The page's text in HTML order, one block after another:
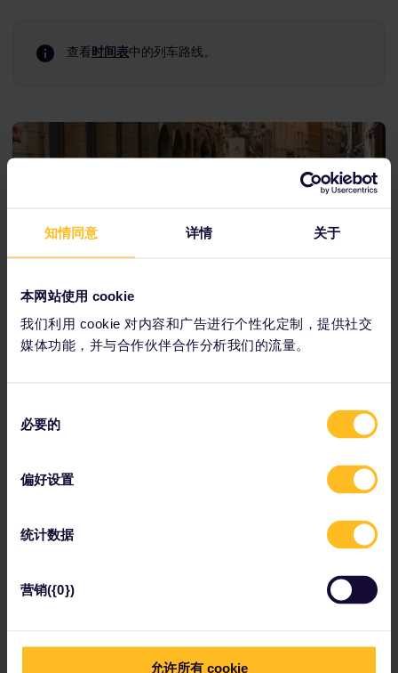
知情同意 详情 关于
本网站使用 cookie
我们利用 cookie 对内容和广告进行个性化定制，提供社交
媒体功能，并与合作伙伴合作分析我们的流量。
必要的
偏好设置
统计数据
营销({0})
允许所有 cookie
查看时间表中的列车路线。
法国里昂
作为法国最注重美食的城市之一，里昂尤其以其Bouchons闻名，这
旅游活动：